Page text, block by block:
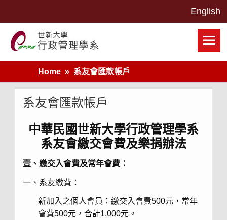
世新大學行政管理學系網站
Home
系友會匯款帳戶
系友會匯款帳戶
中華民國世新大學行政管理學系
系友會繳交會費及樂捐辦法
壹、繳交入會費及常年會費：
一、系友繳費：
新加入之個人會員：繳交入會費500元，常年
會費500元，合計1,000元。